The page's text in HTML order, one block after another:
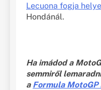
Lecuona fogja
Hondánál.
Ha imádod a
semmiről
a Formula